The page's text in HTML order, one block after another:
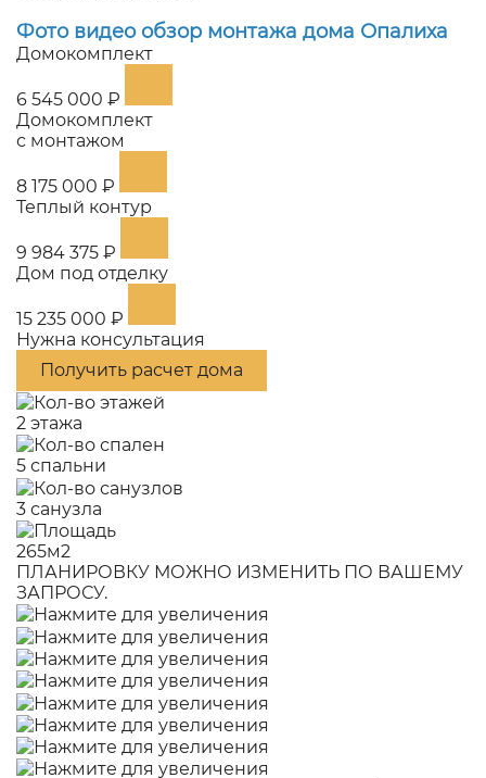
Фото видео обзор монтажа дома Опалиха
Домокомплект
6 545 000 ₽
Домокомплект
с монтажом
8 175 000 ₽
Теплый контур
9 984 375 ₽
Дом под отделку
15 235 000 ₽
Нужна консультация
Получить расчет дома
2 этажа
5 спальни
3 санузла
265м2
ПЛАНИРОВКУ МОЖНО ИЗМЕНИТЬ ПО ВАШЕМУ
ЗАПРОСУ.